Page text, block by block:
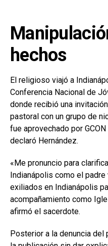
hechos
El religioso viajó a
Conferencia Nacional de
donde recibió una
pastoral con un grupo de
fue aprovechado por
declaró Hernández.
«Me pronuncio para
Indianápolis como el
exiliados en Indianápolis
acompañamiento como
afirmó el sacerdote.
Posterior a la denuncia del